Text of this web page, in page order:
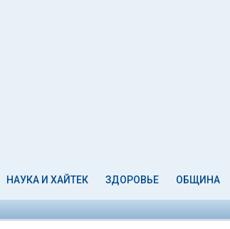
НАУКА И ХАЙТЕК ЗДОРОВЬЕ ОБЩИНА